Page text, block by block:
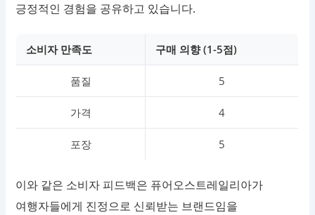
긍정적인 경험을 공유하고 있습니다.
소비자 만족도 구매 의향 (1-5점)
품질 5
가격 4
포장 5
이와 같은 소비자 피드백은 퓨어오스트레일리아가
여행자들에게 진정으로 신뢰받는 브랜드임을